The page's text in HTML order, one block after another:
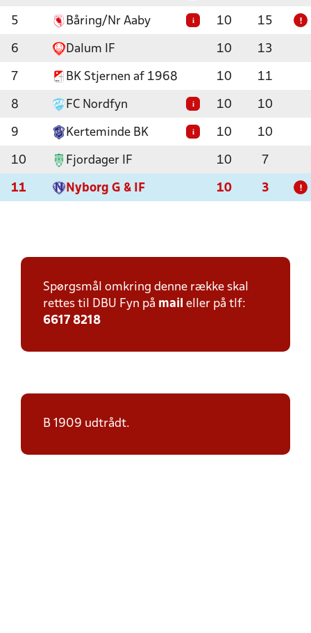
5 Båring/Nr Aaby i 10 15 !
6 Dalum IF 10 13
7 BK Stjernen af 1968 10 11
8 FC Nordfyn i 10 10
9 Kerteminde BK i 10 10
10 Fjordager IF 10 7
11 Nyborg G & IF 10 3 !
Spørgsmål omkring denne række skal
rettes til DBU Fyn på mail eller på tlf:
6617 8218
B 1909 udtrådt.